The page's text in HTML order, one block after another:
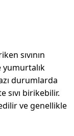
sıvının
yumurtalık
durumlarda
birikebilir.
ve genellikle